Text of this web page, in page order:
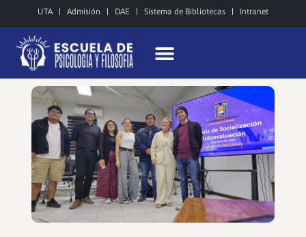
UTA Admisión DAE Sistema de Bibliotecas Intranet